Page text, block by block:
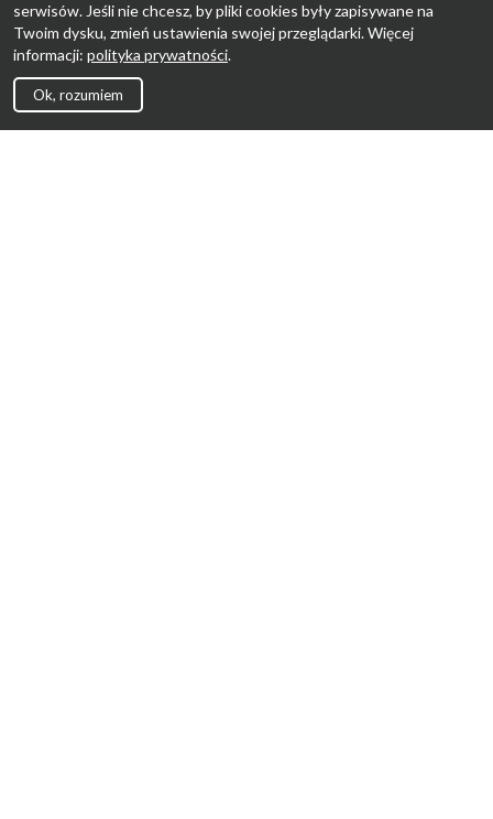
serwisów. Jeśli nie chcesz, by pliki cookies były zapisywane na
Twoim dysku, zmień ustawienia swojej przeglądarki. Więcej
informacji: polityka prywatności.
Ok, rozumiem